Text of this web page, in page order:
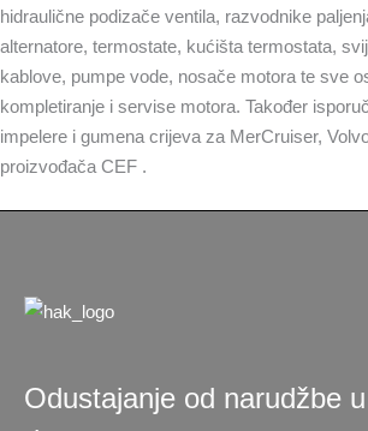
hidraulične podizače ventila, razvodnike
alternatore, termostate, kućišta termostata,
kablove, pumpe vode, nosače motora te sve
kompletiranje i servise motora. Također
impelere i gumena crijeva za MerCruiser,
proizvođača CEF .
Odustajanje od narudžbe